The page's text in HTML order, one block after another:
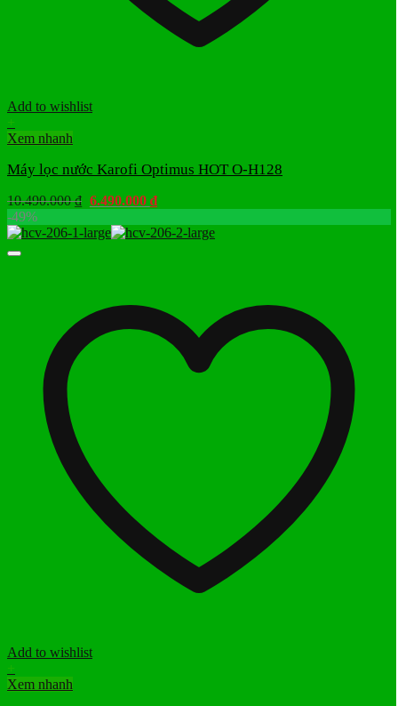
Add to wishlist
+
Xem nhanh
Máy lọc nước Karofi Optimus HOT O-H128
10.490.000₫ Giá
là:
6.490.000 ₫Giá
tại
-49%
Add to wishlist
+
Xem nhanh